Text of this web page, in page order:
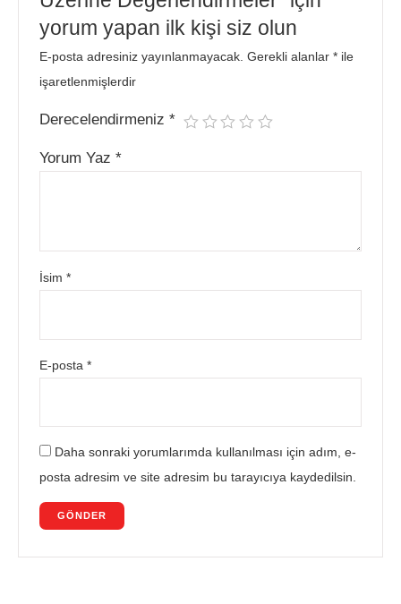
yorum yapan ilk kişi siz olun
E-posta adresiniz yayınlanmayacak. Gerekli alanlar* ile
işaretlenmişlerdir
Derecelendirmeniz*
Yorum Yaz*
İsim*
E-posta*
Daha sonraki yorumlarımda kullanılması için adım, e-
posta adresim ve site adresim bu tarayıcıya kaydedilsin.